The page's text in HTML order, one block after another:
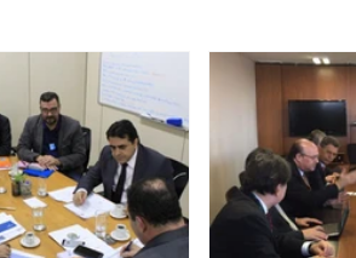
Minas e Energia
Cidades Todas as notícias